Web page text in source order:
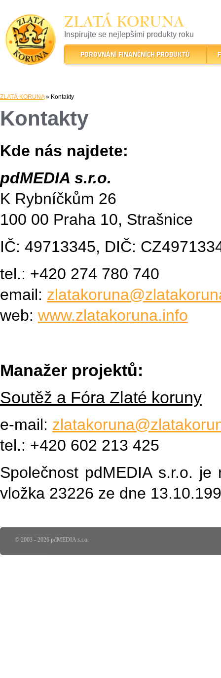
ZLATÁ KORUNA
Inspirujte se nejlepšími produkty roku
22 let tradice a kvality na finančním trhu
POROVNÁNÍ FINANČNÍCH PRODUKTŮ
ZLATÁ KORUNA» Kontakty
Kontakty
Kde nás najdete:
pdMEDIA s.r.o.
K Rybníčkům 26
100 00 Praha 10, Strašnice
IČ: 49713345, DIČ:
tel.: +420 274 780 740
email:
web: www.zlatakoruna.info
Manažer projektů:
Soutěž a Fóra Zlaté koruny
e-mail:
tel.: +420 602 213 425
Společnost pdMEDIA s.r.o.
vložka 23226 ze dne
© 2003 - 2026 pdMEDIA s.r.o.